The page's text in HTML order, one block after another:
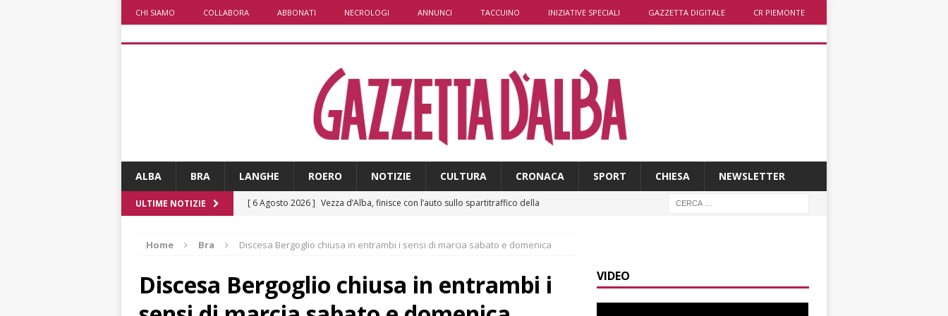
CHI SIAMO COLLABORA ABBONATI NECROLOGI ANNUNCI TACCUINO INIZIATIVE SPECIALI GAZZETTA DIGITALE CR PIEMONTE
ALBA BRA LANGHE ROERO NOTIZIE CULTURA CRONACA SPORT CHIESA NEWSLETTER
ULTIME NOTIZIE [ 6 Agosto 2026 ] Vezza d’Alba, finisce con l’auto sullo spartitraffico della
[ 6 Agosto 2026 ] La bella stagione riporta l’allarme sulle strade: cresce il
ALTRE NOTIZIE
[ 6 Agosto 2026 ]
Home Bra Discesa Bergoglio chiusa in entrambi i sensi di marcia sabato e domenica
Discesa Bergoglio chiusa in entrambi i
VIDEO